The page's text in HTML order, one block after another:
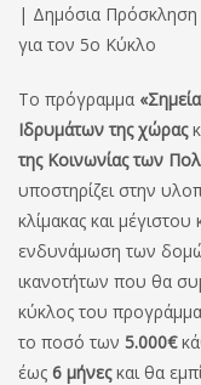
| Δημόσια Πρόσκληση
για τον 5ο Κύκλο
Το πρόγραμμα
Ιδρυμάτων της χώρας
της Κοινωνίας των
υποστηρίζει στην
κλίμακας και
ενδυνάμωση των
ικανοτήτων που θα
κύκλος του
το ποσό των 5.000€
έως 6 μήνεςκαι θα